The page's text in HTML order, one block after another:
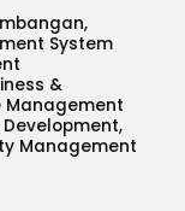
System
&
Management
Management